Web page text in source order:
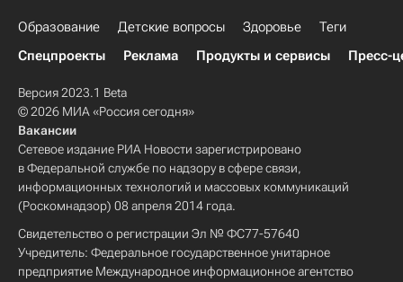
Образование Детские вопросы Здоровье
Теги
Спецпроекты
Реклама Продукты и сервисы Пресс-
Версия 2023.1 Beta
© 2026 МИА «Россия сегодня»
Вакансии
Сетевое издание РИА Новости зарегистрировано
в Федеральной службе по надзору в сфере связи,
информационных технологий и массовых коммуникаций
(Роскомнадзор) 08 апреля 2014 года.
Свидетельство о регистрации Эл № ФС77-57640
Учредитель: Федеральное государственное унитарное
предприятие Международное информационное агентство